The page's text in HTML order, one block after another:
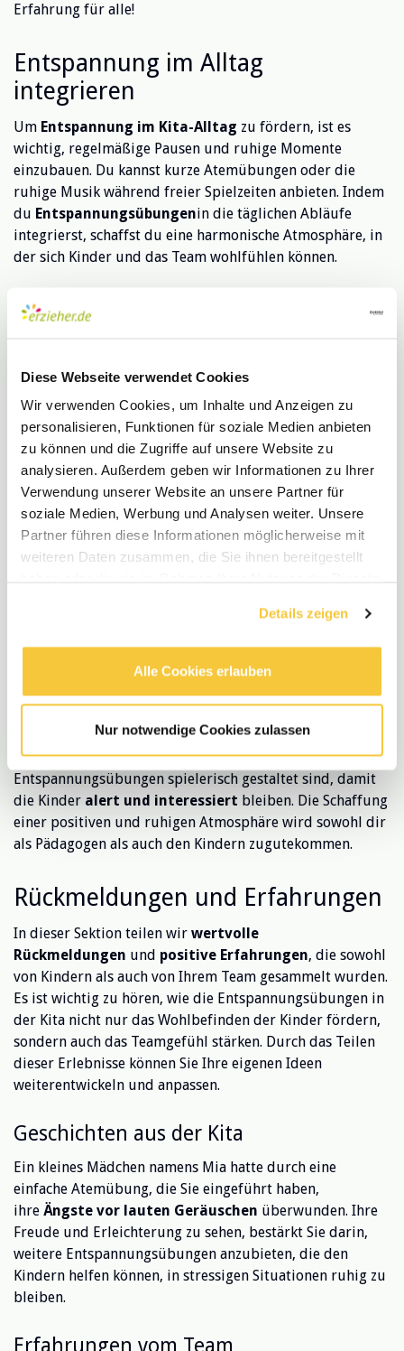
Diese Webseite verwendet Cookies
Wir verwenden Cookies, um Inhalte und Anzeigen zu
personalisieren, Funktionen für soziale Medien anbieten
zu können und die Zugriffe auf unsere Website zu
analysieren. Außerdem geben wir Informationen zu Ihrer
Verwendung unserer Website an unsere Partner für
soziale Medien, Werbung und Analysen weiter. Unsere
Partner führen diese Informationen möglicherweise mit
weiteren Daten zusammen, die Sie ihnen bereitgestellt
Details zeigen
Alle Cookies erlauben
Nur notwendige Cookies zulassen
Erfahrung für alle!
Entspannung im Alltag
integrieren
Um Entspannung im Kita-Alltag zu fördern, ist es
wichtig, regelmäßige Pausen und ruhige Momente
einzubauen. Du kannst kurze Atemübungen oder die
ruhige Musik während freier Spielzeiten anbieten. Indem
du Entspannungsübungenin die täglichen Abläufe
integrierst, schaffst du eine harmonische Atmosphäre, in
der sich Kinder und das Team wohlfühlen können.
Rituale im Kita-Alltag
entspannende Aktivitäten wie das Vorlesen einer
Geschichte oder eine sanfte Yoga-Session einführen. Diese
Momente fördern nicht nur dieEntspannung, sondern
stärken auch die Gemeinschaft und
denZusammenhaltim Team.
Tipps für Pädagogen
Als Pädagoge ist es wichtig,
Ruhe und
regulieren, damit die Kinder dies von dir lernen können.
Darüber hinaus ist es hilfreich,flexibelzu sein und die
dass bestimmte Übung nicht funktioniert, scheue dich
nicht, Alternativen auszuprobieren.Achte darauf, dass
Entspannungsübungen spielerisch gestaltet sind, damit
die Kinder alert und interessiert bleiben. Die Schaffung
einer positiven und ruhigen Atmosphäre wird sowohl dir
als Pädagogen als auch den Kindern zugutekommen.
Rückmeldungen und Erfahrungen
In dieser Sektion teilen wir wertvolle
Rückmeldungen und positive Erfahrungen, die sowohl
von Kindern als auch von Ihrem Team gesammelt wurden.
Es ist wichtig zu hören, wie die Entspannungsübungen in
der Kita nicht nur das Wohlbefinden der Kinder fördern,
sondern auch das Teamgefühl stärken. Durch das Teilen
dieser Erlebnisse können Sie Ihre eigenen Ideen
weiterentwickeln und anpassen.
Geschichten aus der Kita
Ein kleines Mädchen namens Mia hatte durch eine
einfache Atemübung, die Sie eingeführt haben,
ihre Ängste vor lauten Geräuschen überwunden. Ihre
Freude und Erleichterung zu sehen, bestärkt Sie darin,
weitere Entspannungsübungen anzubieten, die den
Kindern helfen können, in stressigen Situationen ruhig zu
bleiben.
Erfahrungen vom Team